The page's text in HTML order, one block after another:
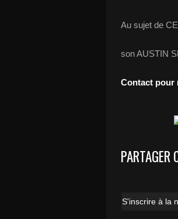
Au sujet de
son AUSTIN
Contact pour
PARTAGER
S'inscrire à la